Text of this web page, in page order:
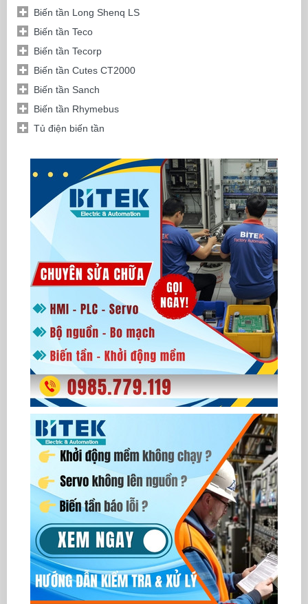
Biến tần Long Shenq LS
Biến tần Teco
Biến tần Tecorp
Biến tần Cutes CT2000
Biến tần Sanch
Biến tần Rhymebus
Tủ điện biến tần